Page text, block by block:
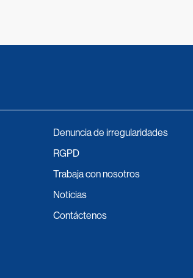
Denuncia de irregularidades
RGPD
Trabaja con nosotros
Noticias
Contáctenos